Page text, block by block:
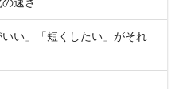
い」「短くしたい」がそれ